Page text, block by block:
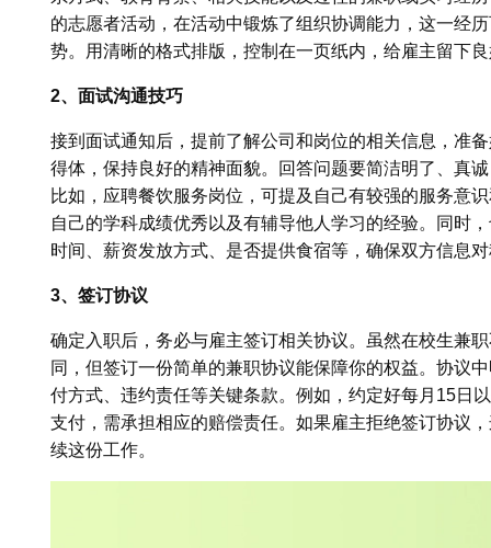
的志愿者活动，在活动中锻炼了组织协调能力，这一经
势。用清晰的格式排版，控制在一页纸内，给雇主留下
2、面试沟通技巧
接到面试通知后，提前了解公司和岗位的相关信息，准
得体，保持良好的精神面貌。回答问题要简洁明了、真
比如，应聘餐饮服务岗位，可提及自己有较强的服务意
自己的学科成绩优秀以及有辅导他人学习的经验。同时
时间、薪资发放方式、是否提供食宿等，确保双方信息
3、签订协议
确定入职后，务必与雇主签订相关协议。虽然在校生兼
同，但签订一份简单的兼职协议能保障你的权益。协议
付方式、违约责任等关键条款。例如，约定好每月15日
支付，需承担相应的赔偿责任。如果雇主拒绝签订协议
续这份工作。